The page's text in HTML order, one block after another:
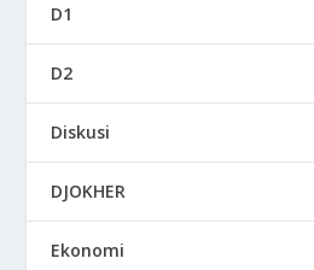
D1
D2
Diskusi
DJOKHER
Ekonomi